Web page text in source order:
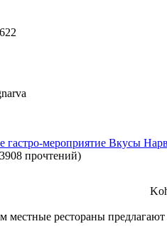
622
гастро-мероприятие Вкусы
3908 прочтений)
местные рестораны